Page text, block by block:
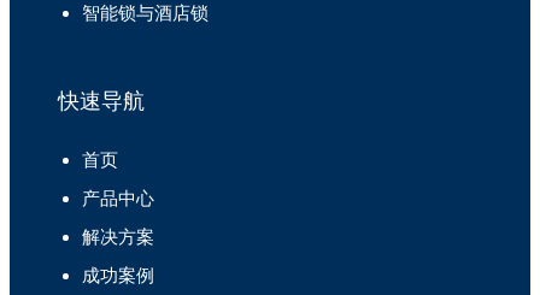
智能锁与酒店锁
快速导航
首页
产品中心
解决方案
成功案例